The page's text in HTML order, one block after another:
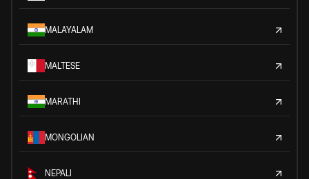
MALAYALAM
MALTESE
MARATHI
MONGOLIAN
NEPALI